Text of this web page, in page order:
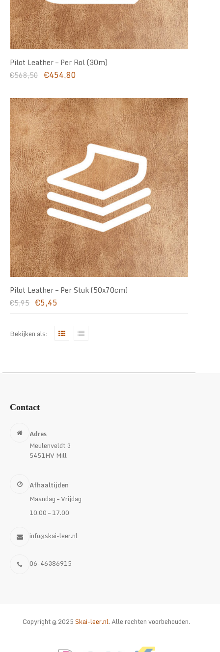
Pilot Leather – Per Rol (30m)
€568,50 Oorspronkelijke
€568,50.
€454,80
€454,80.
Pilot Leather – Per Stuk (50x70cm)
€5,95 Oorspronkelijke
€5,95.
€5,45
€5,45.
Bekijken als:
Contact
Adres
Meulenveldt 3
5451HV Mill
Afhaaltijden
Maandag – Vrijdag
10.00 – 17.00
info@skai-leer.nl
06-46386915
Copyright @ 2025Skai-leer.nl. Alle rechten voorbehouden.